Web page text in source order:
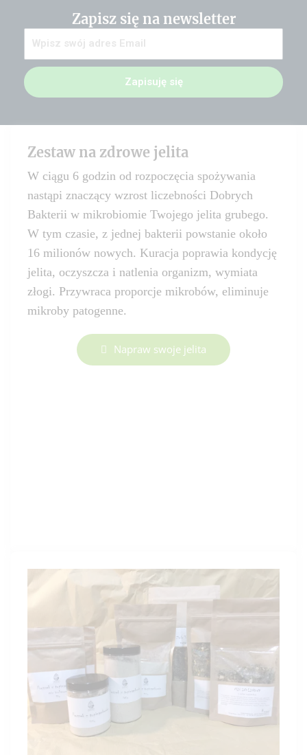
Zapisz się na newsletter
Zapisuję się
Zestaw na zdrowe jelita
W ciągu 6 godzin od rozpoczęcia spożywania
nastąpi znaczący wzrost liczebności Dobrych
Bakterii w mikrobiomie Twojego jelita grubego.
W tym czasie, z jednej bakterii powstanie około
16 milionów nowych. Kuracja poprawia kondycję
jelita, oczyszcza i natlenia organizm, wymiata
złogi. Przywraca proporcje mikrobów, eliminuje
mikroby patogenne.
Napraw swoje jelita